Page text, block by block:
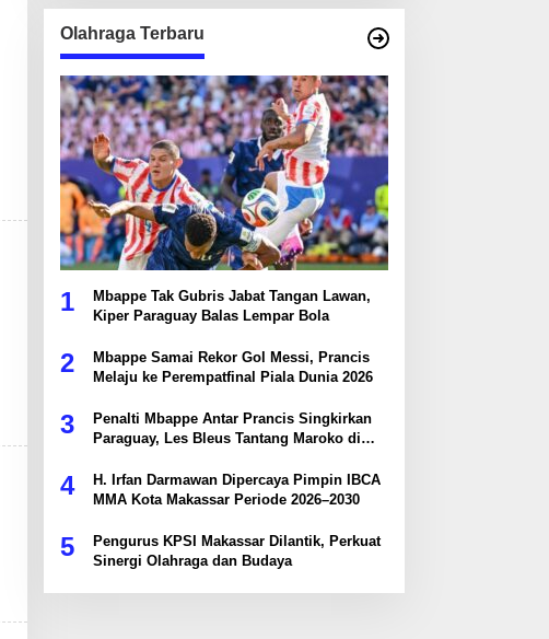
Olahraga Terbaru
1
Mbappe Tak Gubris Jabat Tangan Lawan,
Kiper Paraguay Balas Lempar Bola
2
Mbappe Samai Rekor Gol Messi, Prancis
Melaju ke Perempatfinal Piala Dunia 2026
3
Penalti Mbappe Antar Prancis Singkirkan
Paraguay, Les Bleus Tantang Maroko di
4
H. Irfan Darmawan Dipercaya Pimpin IBCA
MMA Kota Makassar Periode 2026–2030
5
Pengurus KPSI Makassar Dilantik, Perkuat
Sinergi Olahraga dan Budaya